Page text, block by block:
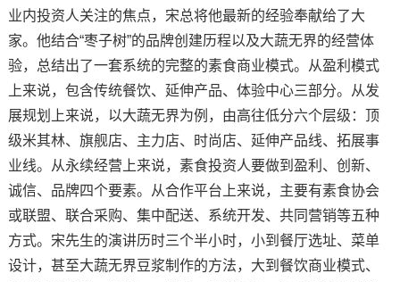
业内投资人关注的焦点，宋总将他最新的经验奉献给了大
家。他结合“枣子树”的品牌创建历程以及大蔬无界的经营体
验，总结出了一套系统的完整的素食商业模式。从盈利模式
上来说，包含传统餐饮、延伸产品、体验中心三部分。从发
展规划上来说，以大蔬无界为例，由高往低分六个层级：顶
级米其林、旗舰店、主力店、时尚店、延伸产品线、拓展事
业线。从永续经营上来说，素食投资人要做到盈利、创新、
诚信、品牌四个要素。从合作平台上来说，主要有素食协会
或联盟、联合采购、集中配送、系统开发、共同营销等五种
方式。宋先生的演讲历时三个半小时，小到餐厅选址、菜单
设计，甚至大蔬无界豆浆制作的方法，大到餐饮商业模式、